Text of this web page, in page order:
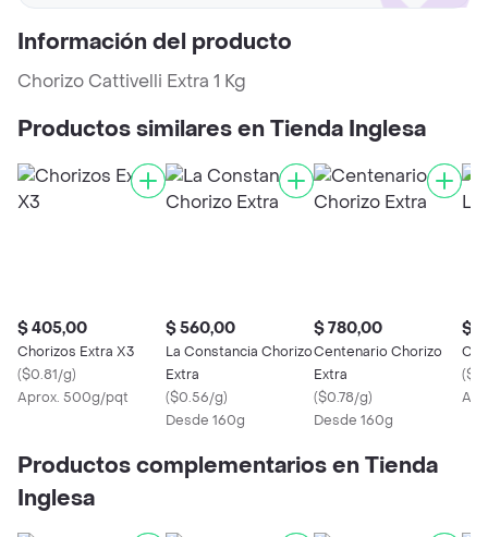
Información del producto
Chorizo Cattivelli Extra 1 Kg
Productos similares en Tienda Inglesa
$ 405,00
Chorizos Extra X3
($0.81/g)
Aprox. 500g/pqt
$ 560,00
La Constancia Chorizo
Extra
($0.56/g)
Desde 160g
$ 780,00
Centenario Chorizo
Extra
($0.78/g)
Desde 160g
$
(
Productos complementarios en Tienda
Inglesa